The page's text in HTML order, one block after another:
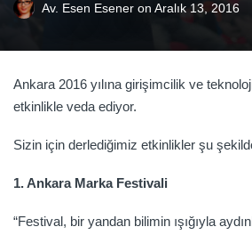
Av. Esen Esener on Aralık 13, 2016
Ankara 2016 yılına girişimcilik ve
etkinlikle veda ediyor.
Sizin için derlediğimiz etkinlikler şu
1. Ankara Marka Festivali
“Festival, bir yandan bilimin ışığıyla